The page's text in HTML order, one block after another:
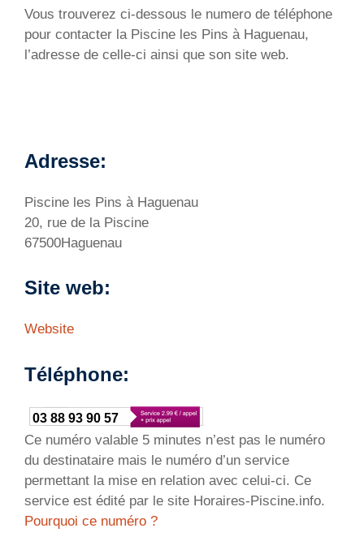
Vous trouverez ci-dessous le numero de téléphone
pour contacter la Piscine les Pins à Haguenau,
l’adresse de celle-ci ainsi que son site web.
Adresse:
Piscine les Pins à Haguenau
20, rue de la Piscine
67500Haguenau
Site web:
Website
Téléphone:
03 88 93 90 57
Ce numéro valable 5 minutes n’est pas le numéro
du destinataire mais le numéro d’un service
permettant la mise en relation avec celui-ci. Ce
service est édité par le site Horaires-Piscine.info.
Pourquoi ce numéro ?